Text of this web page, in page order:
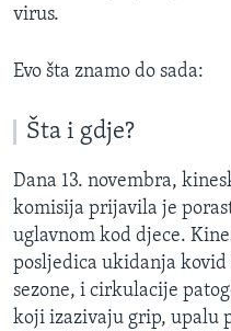
virus.
Evo šta znamo do sada:
Šta i gdje?
Dana 13. novembra,
komisija prijavila je
uglavnom kod djece.
posljedica ukidanja
sezone, i cirkulacije
koji izazivaju grip, upalu